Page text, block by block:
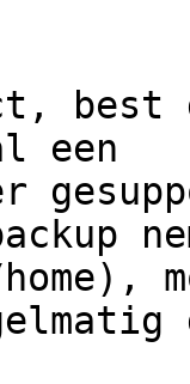
best
een